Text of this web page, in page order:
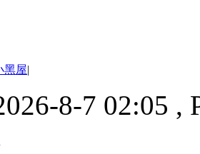
黑屋|
8-7 02:05 ,